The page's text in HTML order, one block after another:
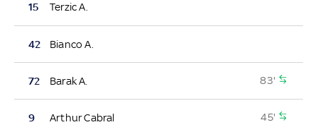
15 Terzic A.
42 Bianco A.
72 Barak A. 83'
9 Arthur Cabral 45'